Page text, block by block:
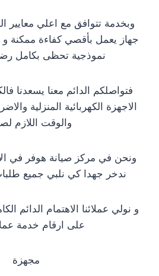
وبخدمة تتوافق مع اعلي معايير
جهاز يعمل بأقصي كفاءة ممكنة
نموذجية تحظى بكامل
فتواصلكم الدائم معنا يسعدنا
الاجهزة الكهربائية المنزلية
والوقت اللازم
ونحن في مركز صيانة هوفر في
ندخر جهدا كي نلبي جميع
و نولي عملائنا الاهتمام الدائم
على ارقام خدمة
مجهزة